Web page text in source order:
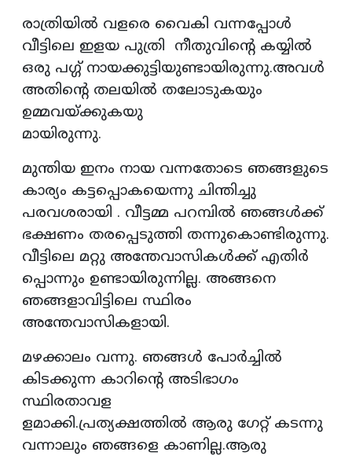
രാത്രിയിൽ വളരെ വൈകി വന്നപ്പോൾ
വീട്ടിലെ ഇളയ പുത്രി നീതുവിൻ്റെ കയ്യിൽ
ഒരു പഗ്ഗ് നായക്കുട്ടിയുണ്ടായിരുന്നു.അവൾ
അതിൻ്റെ തലയിൽ തലോടുകയും
ഉമ്മവയ്ക്കുകയു
മായിരുന്നു.
മുന്തിയ ഇനം നായ വന്നതോടെ ഞങ്ങളുടെ
കാര്യം കട്ടപ്പൊകയെന്നു ചിന്തിച്ചു
പരവശരായി . വീട്ടമ്മ പറമ്പിൽ ഞങ്ങൾക്ക്
ഭക്ഷണം തരപ്പെടുത്തി തന്നുകൊണ്ടിരുന്നു.
വീട്ടിലെ മറ്റു അന്തേവാസികൾക്ക് എതിർ
പ്പൊന്നും ഉണ്ടായിരുന്നില്ല. അങ്ങനെ
ഞങ്ങളാവിട്ടിലെ സ്ഥിരം
അന്തേവാസികളായി.
മഴക്കാലം വന്നു. ഞങ്ങൾ പോർച്ചിൽ
കിടക്കുന്ന കാറിൻ്റെ അടിഭാഗം
സ്ഥിരതാവള
ളമാക്കി.പ്രത്യക്ഷത്തിൽ ആരു ഗേറ്റ് കടന്നു
വന്നാലും ഞങ്ങളെ കാണില്ല.ആരു